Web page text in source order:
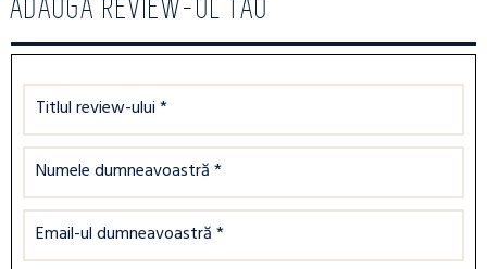
ADAUGA REVIEW-UL TAU